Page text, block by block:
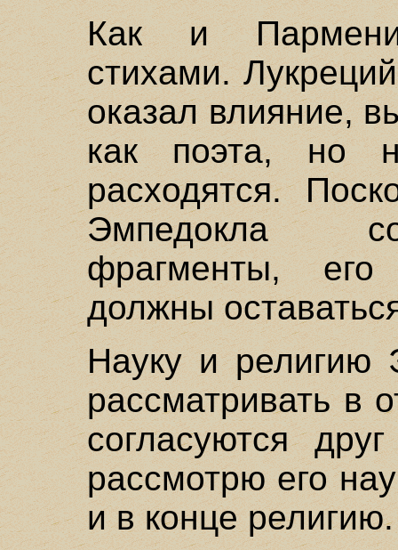
Как и
стихами.
оказал влияние,
как поэта, но
расходятся.
Эмпедокла
фрагменты, его
должны
Науку и религию
рассматривать в
согласуются
рассмотрю его
и в конце религию.